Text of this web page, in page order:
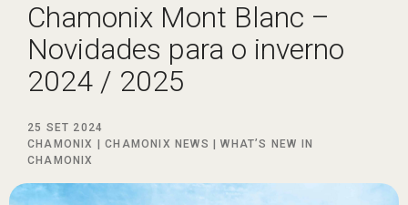
Chamonix Mont Blanc –
Novidades para o inverno
2024 / 2025
25 SET 2024
CHAMONIX
|CHAMONIX NEWS |WHAT’S NEW IN
CHAMONIX